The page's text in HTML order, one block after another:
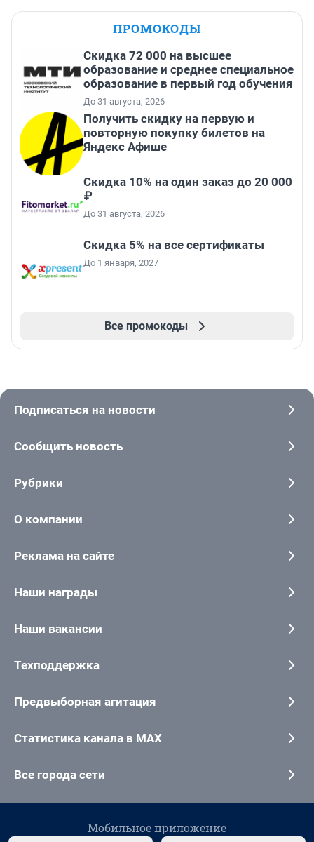
ПРОМОКОДЫ
Скидка 72 000 на высшее
образование и среднее специальное
образование в первый год обучения
До 31 августа, 2026
Получить скидку на первую и
повторную покупку билетов на
Яндекс Афише
Скидка 10% на один заказ до 20 000
₽
До 31 августа, 2026
Скидка 5% на все сертификаты
До 1 января, 2027
Все промокоды
Подписаться на новости
Сообщить новость
Рубрики
О компании
Реклама на сайте
Наши награды
Наши вакансии
Техподдержка
Предвыборная агитация
Статистика канала в MAX
Все города сети
Мобильное приложение